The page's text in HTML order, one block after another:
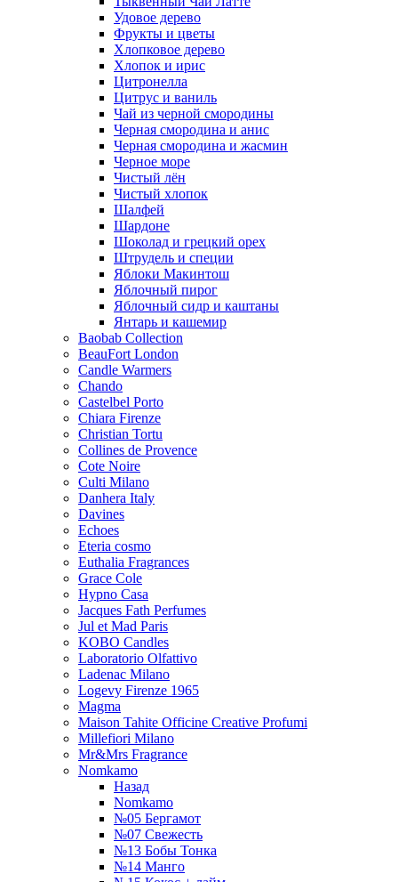
Удовое дерево
Фрукты и цветы
Хлопковое дерево
Хлопок и ирис
Цитронелла
Цитрус и ваниль
Чай из черной смородины
Черная смородина и анис
Черная смородина и жасмин
Черное море
Чистый лён
Чистый хлопок
Шалфей
Шардоне
Шоколад и грецкий орех
Штрудель и специи
Яблоки Макинтош
Яблочный пирог
Яблочный сидр и каштаны
Янтарь и кашемир
Baobab Collection
BeauFort London
Candle Warmers
Chando
Castelbel Porto
Chiara Firenze
Christian Tortu
Collines de Provence
Cote Noire
Culti Milano
Danhera Italy
Davines
Echoes
Eteria cosmo
Euthalia Fragrances
Grace Cole
Hypno Casa
Jacques Fath Perfumes
Jul et Mad Paris
KOBO Candles
Laboratorio Olfattivo
Ladenac Milano
Logevy Firenze 1965
Magma
Maison Tahite Officine Creative Profumi
Millefiori Milano
Mr&Mrs Fragrance
Nomkamo
Назад
Nomkamo
№05 Бергамот
№07 Свежесть
№13 Бобы Тонка
№14 Манго